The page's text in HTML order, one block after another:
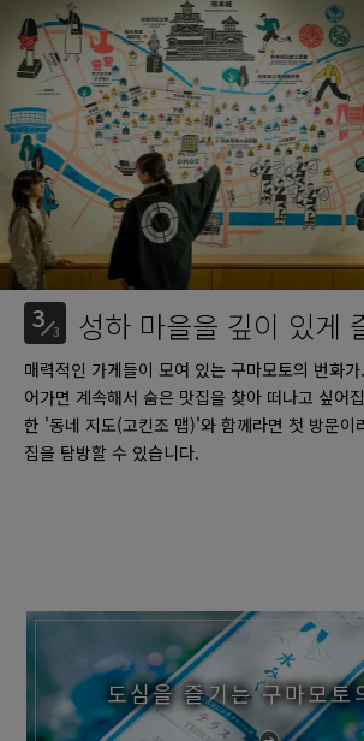
3 3 성하 마을을 깊이 있게
매력적인 가게들이 모여 있는 구마모토의 번화
어가면 계속해서 숨은 맛집을 찾아 떠나고 싶어
한 '동네 지도(고킨조 맵)'와 함께라면 첫 방문이
집을 탐방할 수 있습니다.
도심을 즐기는 구마모토